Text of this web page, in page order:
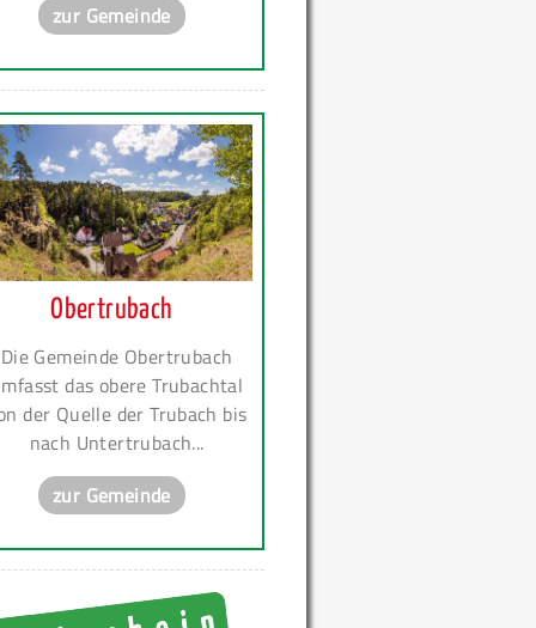
zur Gemeinde
Obertrubach
Die Gemeinde Obertrubach
das obere Trubachtal
der Quelle der Trubach bis
nach Untertrubach...
zur Gemeinde